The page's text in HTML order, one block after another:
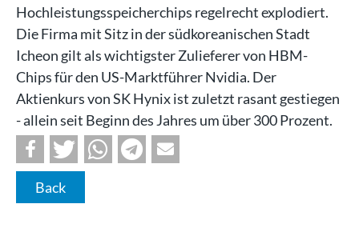
Hochleistungsspeicherchips regelrecht explodiert.
Die Firma mit Sitz in der südkoreanischen Stadt
Icheon gilt als wichtigster Zulieferer von HBM-
Chips für den US-Marktführer Nvidia. Der
Aktienkurs von SK Hynix ist zuletzt rasant gestiegen
- allein seit Beginn des Jahres um über 300 Prozent.
Back